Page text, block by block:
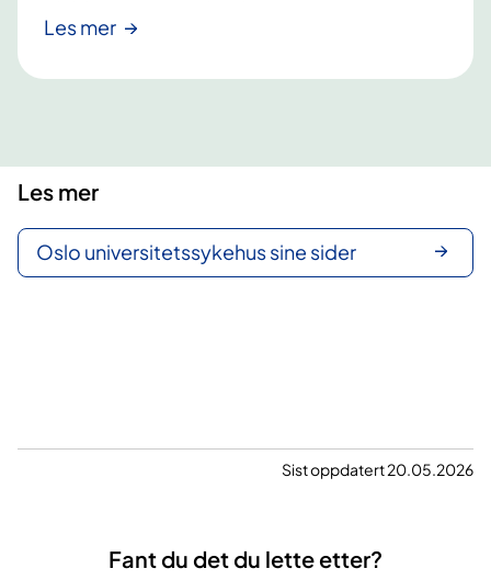
o
i
e
Les mer
Les mer
Oslo universitetssykehus sine sider
Sist oppdatert 20.05.2026
Fant du det du lette etter?